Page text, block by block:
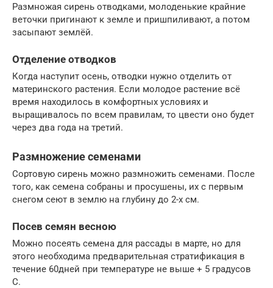
Размножая сирень отводками, молоденькие крайние
веточки пригинают к земле и пришпиливают, а потом
засыпают землёй.
Отделение отводков
Когда наступит осень, отводки нужно отделить от
материнского растения. Если молодое растение всё
время находилось в комфортных условиях и
выращивалось по всем правилам, то цвести оно будет
через два года на третий.
Размножение семенами
Сортовую сирень можно размножить семенами. После
того, как семена собраны и просушены, их с первым
снегом сеют в землю на глубину до 2-х см.
Посев семян весною
Можно посеять семена для рассады в марте, но для
этого необходима предварительная стратификация в
течение 60дней при температуре не выше + 5 градусов
С.